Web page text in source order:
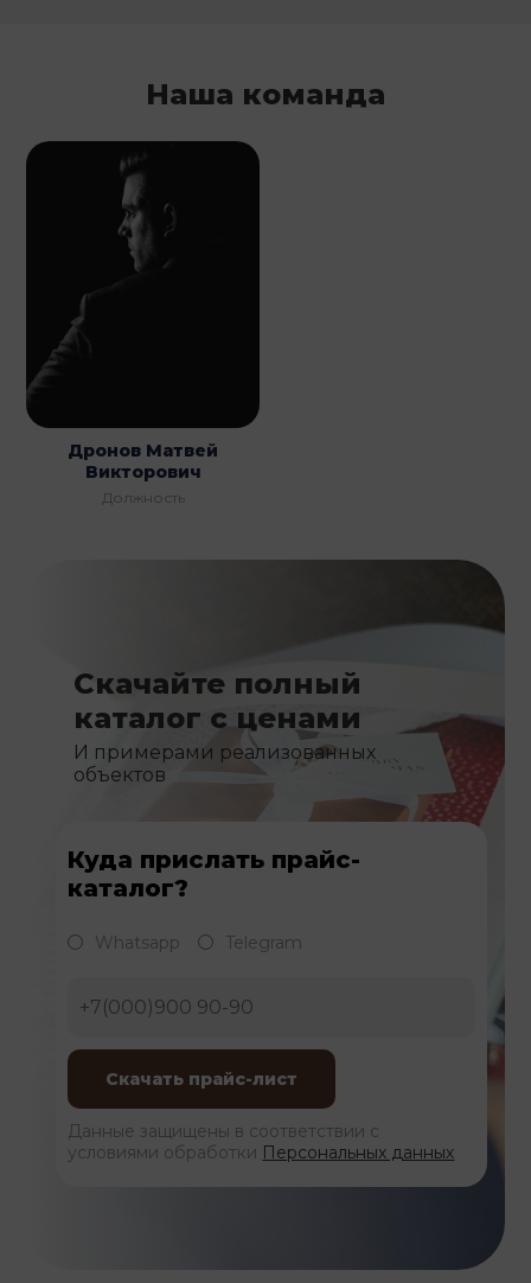
Наша команда
Дронов Матвей
Викторович
Должность
Скачайте полный
каталог с ценами
И примерами реализованных
объектов
Куда прислать прайс-
каталог?
Whatsapp Telegram
Данные защищены в соответствии с
условиями обработки Персональных данных